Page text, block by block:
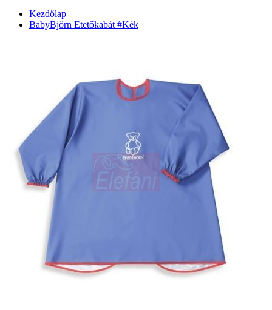
Kezdőlap
BabyBjörn Etetőkabát #Kék